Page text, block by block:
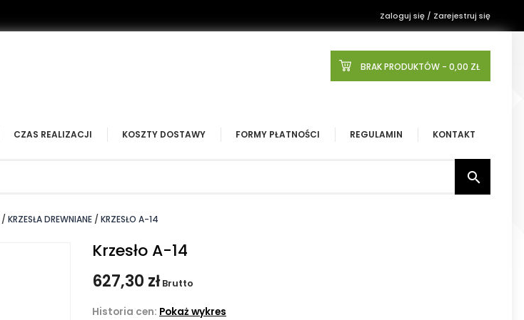
Zaloguj się / Zarejestruj się
BRAK PRODUKTÓW - 0,00 ZŁ
CZAS REALIZACJI KOSZTY DOSTAWY FORMY PŁATNOŚCI REGULAMIN KONTAKT

KRZESŁA DREWNIANE KRZESŁO A-14
Krzesło A-14
627,30 zł Brutto
Historia cen: Pokaż wykres